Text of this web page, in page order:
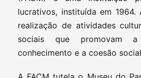
lucrativos, instituída em 1964.
realização de atividades
sociais que promovam
conhecimento e a coesão